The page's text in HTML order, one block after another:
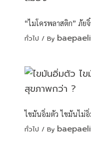
“ไมโครพลาสติก” ภัย
ทั่วไป / By
ไขมันอิ่มตัว ไขมันไม่
ทั่วไป / By